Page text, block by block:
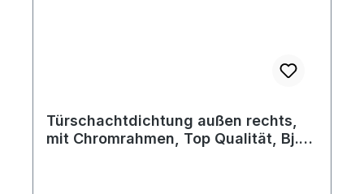
Türschachtdichtung außen rechts,
mit Chromrahmen, Top Qualität, Bj.